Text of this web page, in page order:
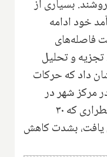
بسیاری از
خود ادامه
فاصله‌های
و تحلیل
داد که حرکات
مرکز شهر در
جدیدترین و سومین وضعیت اضطراری که ۳۰
یافت، بشدت کاهش